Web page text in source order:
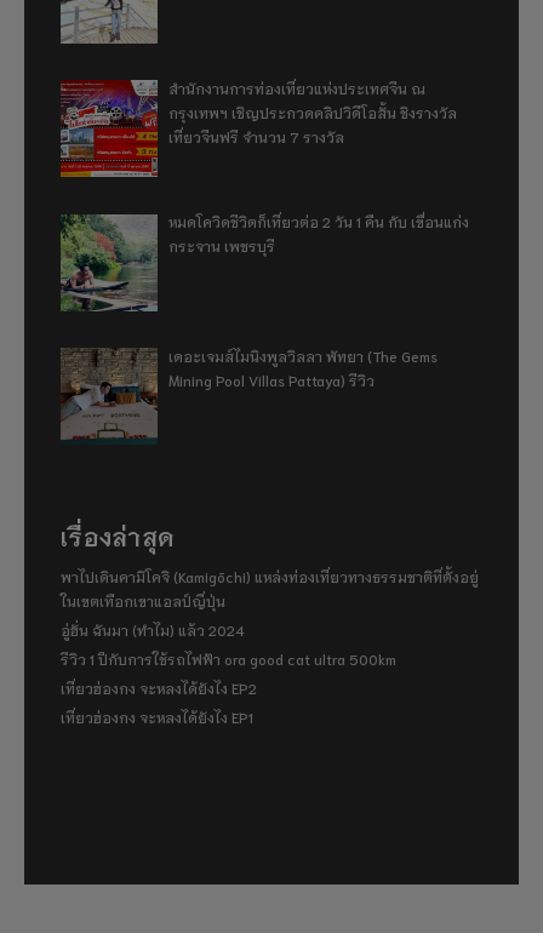
สำนักงานการท่องเที่ยวแห่งประเทศจีน ณ
กรุงเทพฯ เชิญประกวดคลิปวิดีโอสั้น ชิงรางวัล
เที่ยวจีนฟรี จำนวน 7 รางวัล
หมดโควิดชีวิตก็เที่ยวต่อ 2 วัน 1 คืน กับ เขื่อนแก่ง
กระจาน เพชรบุรี
เดอะเจมส์ไมนิงพูลวิลลา พัทยา (The Gems
Mining Pool Villas Pattaya) รีวิว
เรื่องล่าสุด
พาไปเดินคามิโคจิ (Kamigōchi) แหล่งท่องเที่ยวทางธรรมชาติที่ตั้งอยู่
ในเขตเทือกเขาแอลป์ญี่ปุ่น
อู่ฮั่น ฉันมา (ทำไม) แล้ว 2024
รีวิว 1 ปีกับการใช้รถไฟฟ้า ora good cat ultra 500km
เที่ยวฮ่องกง จะหลงได้ยังไง EP2
เที่ยวฮ่องกง จะหลงได้ยังไง EP1